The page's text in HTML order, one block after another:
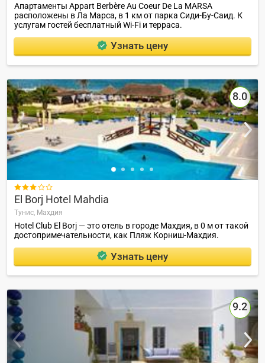
Апартаменты Appart Berbère Au Coeur De La MARSA
расположены в Ла Марса, в 1 км от парка Сиди-Бу-Саид. К
услугам гостей бесплатный Wi-Fi и терраса.
Узнать цену
8.0

El Borj Hotel Mahdia
Тунис, Махдия
Hotel Club El Borj — это отель в городе Махдия, в 0 м от такой
достопримечательности, как Пляж Корниш-Махдия.
Узнать цену
9.2